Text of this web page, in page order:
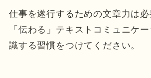
仕事を遂行するための文章力は必
「伝わる」テキストコミュニケ
識する習慣をつけてください。